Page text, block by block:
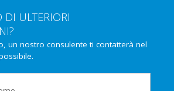
DI ULTERIORI
un nostro consulente ti contatterà nel